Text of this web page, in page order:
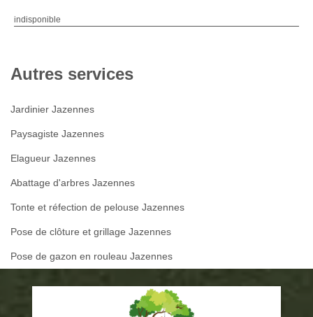
indisponible
Autres services
Jardinier Jazennes
Paysagiste Jazennes
Elagueur Jazennes
Abattage d'arbres Jazennes
Tonte et réfection de pelouse Jazennes
Pose de clôture et grillage Jazennes
Pose de gazon en rouleau Jazennes